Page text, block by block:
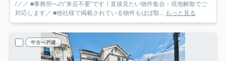
/／／ ■事務所への”来店不要”です！直接見たい物件集合・現地解散でご
対応します／ ■他社様で掲載されている物件もほぼ取... もっと見る
中古一戸建